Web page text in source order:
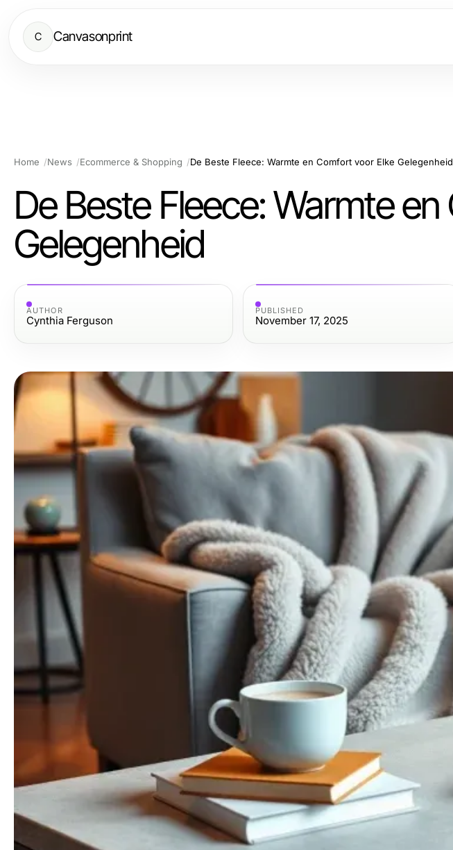
C Canvasonprint
Home News Ecommerce & Shopping De Beste Fleece: Warmte en Comfort voor Elke Gelegenheid
De Beste Fleece: Warmte
Gelegenheid
AUTHOR
Cynthia Ferguson
PUBLISHED
November 17, 2025